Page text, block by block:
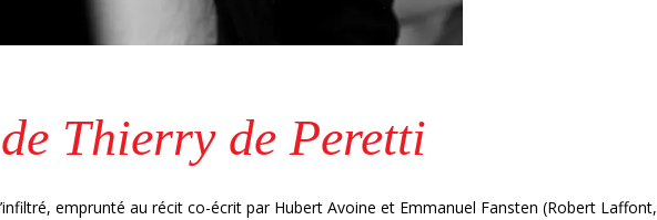
de Thierry de Peretti
emprunté au récit co-écrit par Hubert Avoine et Emmanuel Fansten (Robert Laffont,